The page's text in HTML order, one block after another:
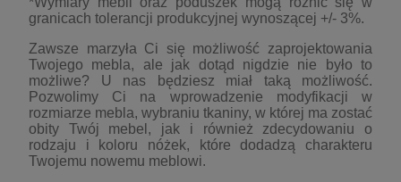
granicach tolerancji produkcyjnej wynoszącej +/- 3%.
Zawsze marzyła Ci się możliwość zaprojektowania
Twojego mebla, ale jak dotąd nigdzie nie było to
możliwe? U nas będziesz miał taką możliwość.
Pozwolimy Ci na wprowadzenie modyfikacji w
rozmiarze mebla, wybraniu tkaniny, w której ma zostać
obity Twój mebel, jak i również zdecydowaniu o
rodzaju i koloru nóżek, które dodadzą charakteru
Twojemu nowemu meblowi.